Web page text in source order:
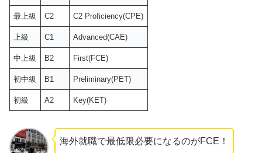
最上級 C2 C2 Proficiency(CPE)
上級 C1 Advanced(CAE)
中上級 B2 First(FCE)
初中級 B1 Preliminary(PET)
初級 A2 Key(KET)
海外就職で最低限必要になるのがFCE！